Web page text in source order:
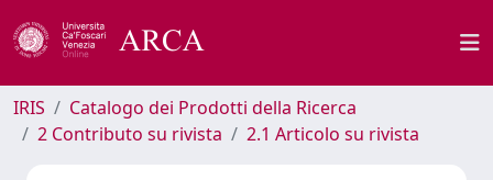
IRIS
Catalogo dei Prodotti della Ricerca
2 Contributo su rivista
2.1 Articolo su rivista